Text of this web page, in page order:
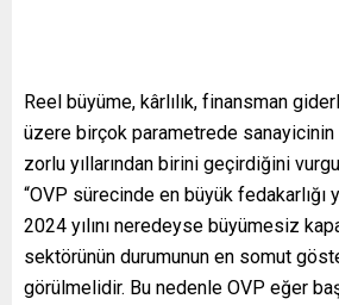
Reel büyüme, kârlılık, finansman
üzere birçok parametrede sanayicinin
zorlu yıllarından birini geçirdiğini
“OVP sürecinde en büyük fedakarlığı
2024 yılını neredeyse büyümesiz
sektörünün durumunun en somut
görülmelidir. Bu nedenle OVP eğer